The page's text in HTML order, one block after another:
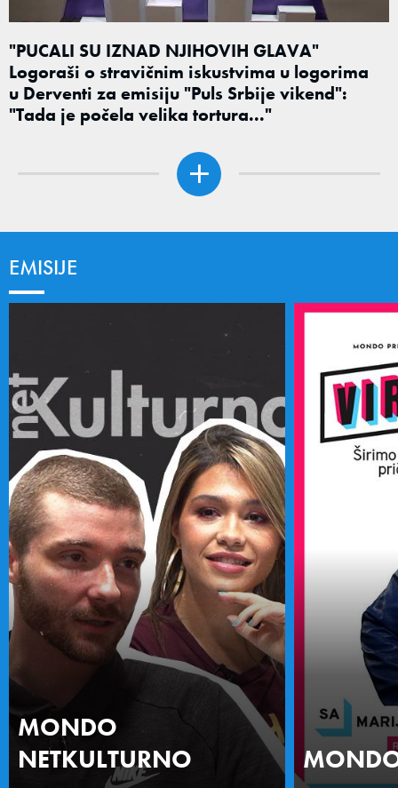
"PUCALI SU IZNAD NJIHOVIH GLAVA"
Logoraši o stravičnim iskustvima u logorima
u Derventi za emisiju "Puls Srbije vikend":
"Tada je počela velika tortura..."
EMISIJE
MONDO
NETKULTURNO